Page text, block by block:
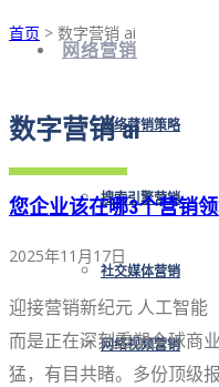
网络营销
网络营销策略
搜索引擎营销
社交媒体营销
网络视频营销
首页 > 数字营销 ai
数字营销 ai
您企业该在哪3个营销
2025年11月17日
迎接营销新纪元 人工智能
而是正在深刻重塑全球商
猛，有目共睹。多份顶级